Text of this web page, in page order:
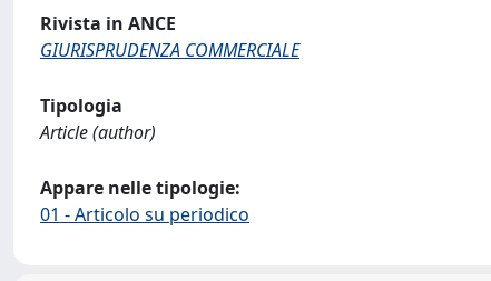
Rivista in ANCE
GIURISPRUDENZA COMMERCIALE
Tipologia
Article (author)
Appare nelle tipologie:
01 - Articolo su periodico